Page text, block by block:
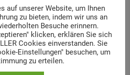
Krieg und
für das diesjährige
stehen fest
auf unserer Website, um Ihnen
zu bieten, indem wir uns an
Besuche erinnern.
klicken, erklären Sie sich
Cookies einverstanden. Sie
Einstellungen" besuchen, um
zu erteilen.